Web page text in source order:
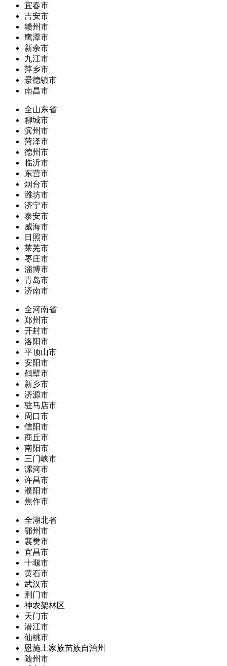
宜春市
吉安市
赣州市
鹰潭市
新余市
九江市
萍乡市
景德镇市
南昌市
全山东省
聊城市
滨州市
菏泽市
德州市
临沂市
东营市
烟台市
潍坊市
济宁市
泰安市
威海市
日照市
莱芜市
枣庄市
淄博市
青岛市
济南市
全河南省
郑州市
开封市
洛阳市
平顶山市
安阳市
鹤壁市
新乡市
济源市
驻马店市
周口市
信阳市
商丘市
南阳市
三门峡市
漯河市
许昌市
濮阳市
焦作市
全湖北省
鄂州市
襄樊市
宜昌市
十堰市
黄石市
武汉市
荆门市
神农架林区
天门市
潜江市
仙桃市
恩施土家族苗族自治州
随州市